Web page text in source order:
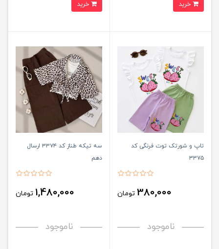
تاپ و شورتک توت فرنگی کد
۳۳۷۵
380,000 تومان
ناموجود
سه تیکه طناز کد ۳۳۷۴ ارسال
دهم
1,480,000 تومان
ناموجود